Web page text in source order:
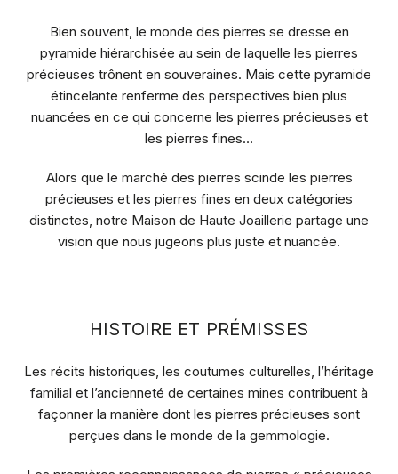
Bien souvent, le monde des pierres se dresse en
pyramide hiérarchisée au sein de laquelle les pierres
précieuses trônent en souveraines. Mais cette pyramide
étincelante renferme des perspectives bien plus
nuancées en ce qui concerne les pierres précieuses et
les pierres fines…
Alors que le marché des pierres scinde les pierres
précieuses et les pierres fines en deux catégories
distinctes, notre Maison de Haute Joaillerie partage une
vision que nous jugeons plus juste et nuancée.
HISTOIRE ET PRÉMISSES
Les récits historiques, les coutumes culturelles, l’héritage
familial et l’ancienneté de certaines mines contribuent à
façonner la manière dont les pierres précieuses sont
perçues dans le monde de la gemmologie.